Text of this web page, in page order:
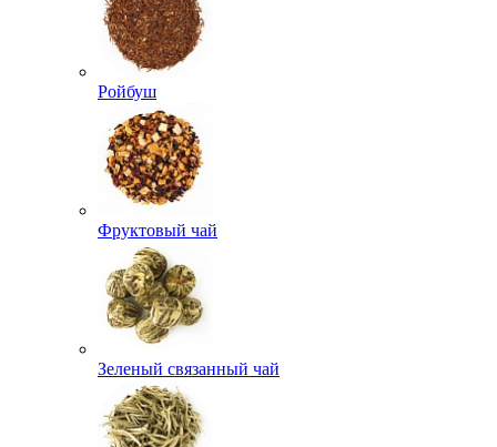
Ройбуш
Фруктовый чай
Зеленый связанный чай